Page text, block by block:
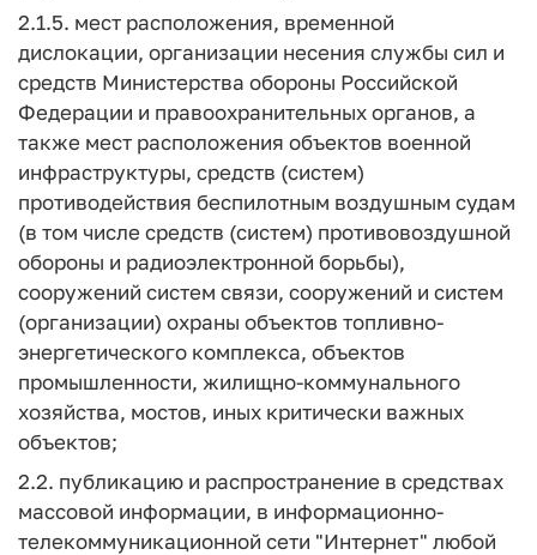
2.1.5. мест расположения, временной
дислокации, организации несения службы сил и
средств Министерства обороны Российской
Федерации и правоохранительных органов, а
также мест расположения объектов военной
инфраструктуры, средств (систем)
противодействия беспилотным воздушным судам
(в том числе средств (систем) противовоздушной
обороны и радиоэлектронной борьбы),
сооружений систем связи, сооружений и систем
(организации) охраны объектов топливно-
энергетического комплекса, объектов
промышленности, жилищно-коммунального
хозяйства, мостов, иных критически важных
объектов;
2.2. публикацию и распространение в средствах
массовой информации, в информационно-
телекоммуникационной сети "Интернет" любой